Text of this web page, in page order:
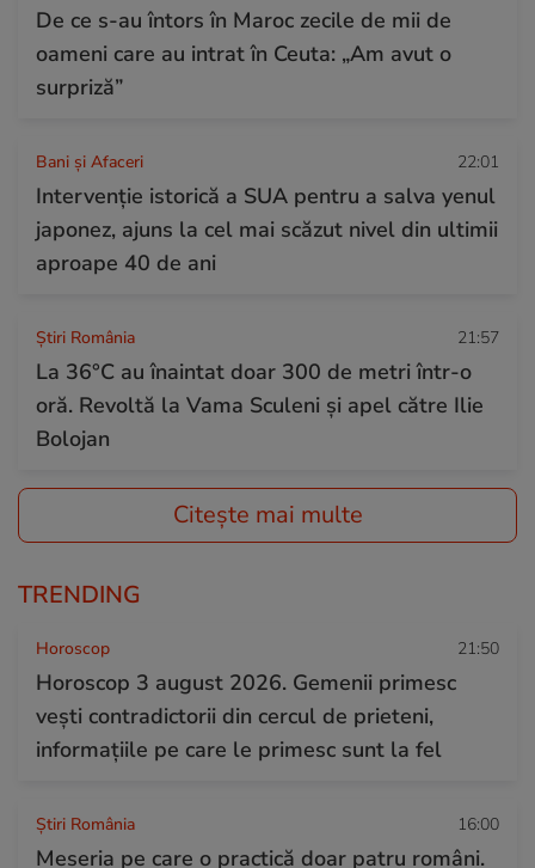
De ce s-au întors în Maroc zecile de mii de
oameni care au intrat în Ceuta: „Am avut o
surpriză”
Bani și Afaceri 22:01
Intervenție istorică a SUA pentru a salva yenul
japonez, ajuns la cel mai scăzut nivel din ultimii
aproape 40 de ani
Știri România 21:57
La 36°C au înaintat doar 300 de metri într-o
oră. Revoltă la Vama Sculeni și apel către Ilie
Bolojan
Citește mai multe
TRENDING
Horoscop 21:50
Horoscop 3 august 2026. Gemenii primesc
vești contradictorii din cercul de prieteni,
informațiile pe care le primesc sunt la fel
Știri România 16:00
Meseria pe care o practică doar patru români.